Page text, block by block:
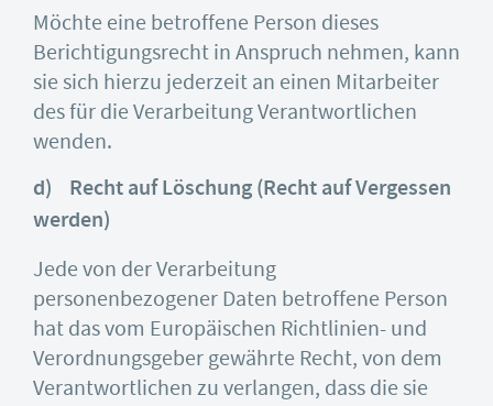
Möchte eine betroffene Person dieses
Berichtigungsrecht in Anspruch nehmen, kann
sie sich hierzu jederzeit an einen Mitarbeiter
des für die Verarbeitung Verantwortlichen
wenden.
d) Recht auf Löschung (Recht auf Vergessen
werden)
Jede von der Verarbeitung
personenbezogener Daten betroffene Person
hat das vom Europäischen Richtlinien- und
Verordnungsgeber gewährte Recht, von dem
Verantwortlichen zu verlangen, dass die sie